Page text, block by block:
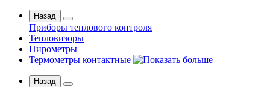
Назад
Приборы теплового контроля
Тепловизоры
Пирометры
Термометры контактные
Назад